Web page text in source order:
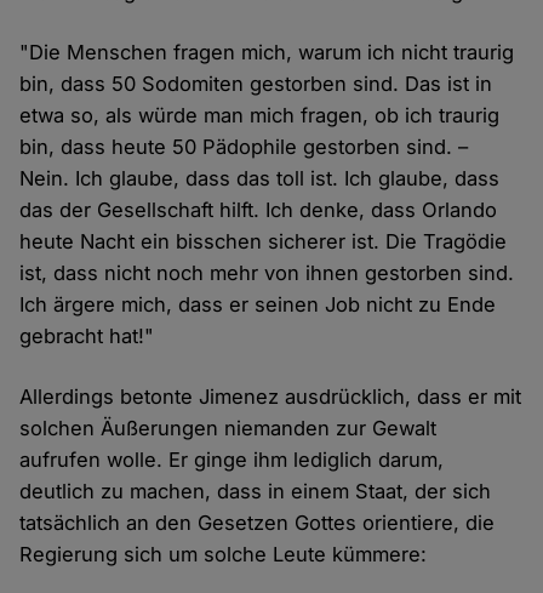
"Die Menschen fragen mich, warum ich nicht traurig
bin, dass 50 Sodomiten gestorben sind. Das ist in
etwa so, als würde man mich fragen, ob ich traurig
bin, dass heute 50 Pädophile gestorben sind. –
Nein. Ich glaube, dass das toll ist. Ich glaube, dass
das der Gesellschaft hilft. Ich denke, dass Orlando
heute Nacht ein bisschen sicherer ist. Die Tragödie
ist, dass nicht noch mehr von ihnen gestorben sind.
Ich ärgere mich, dass er seinen Job nicht zu Ende
gebracht hat!"
Allerdings betonte Jimenez ausdrücklich, dass er mit
solchen Äußerungen niemanden zur Gewalt
aufrufen wolle. Er ginge ihm lediglich darum,
deutlich zu machen, dass in einem Staat, der sich
tatsächlich an den Gesetzen Gottes orientiere, die
Regierung sich um solche Leute kümmere: